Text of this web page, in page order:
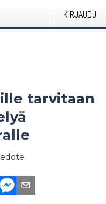
KIRJAUDU
tarvitaan